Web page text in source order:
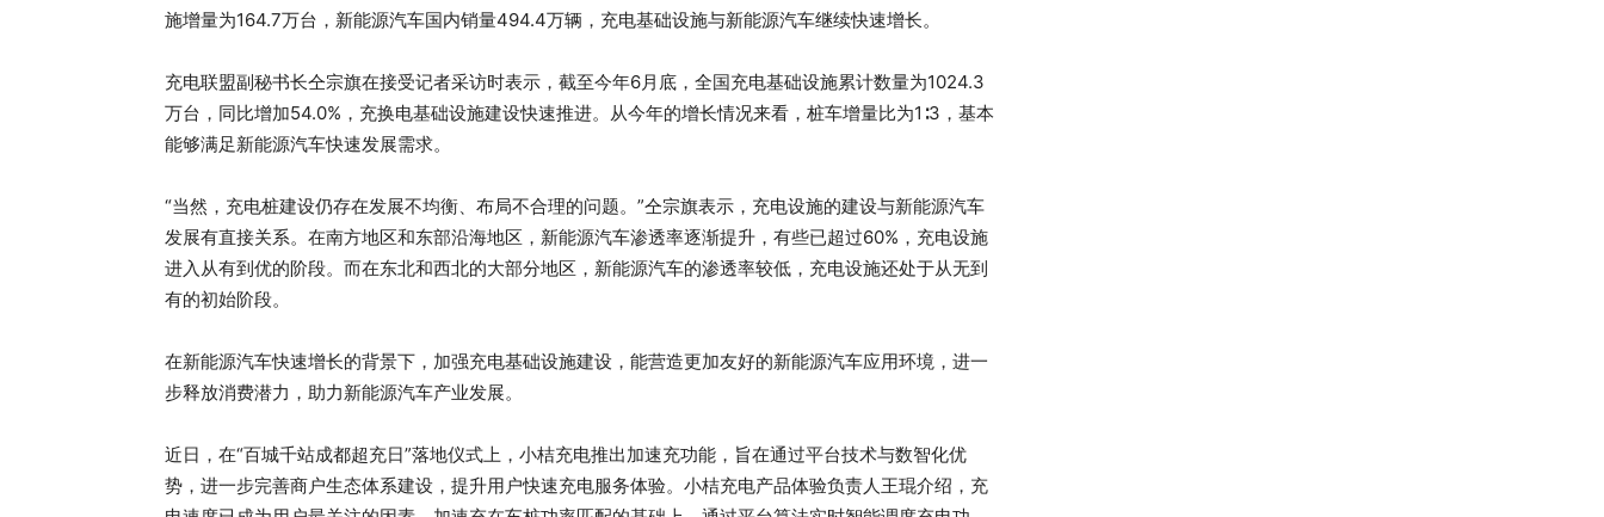
施增量为164.7万台，新能源汽车国内销量494.4万辆，充电基础设施与新能源汽车继续快速增长。
充电联盟副秘书长仝宗旗在接受记者采访时表示，截至今年6月底，全国充电基础设施累计数量为1024.3
万台，同比增加54.0%，充换电基础设施建设快速推进。从今年的增长情况来看，桩车增量比为1∶3，基本
能够满足新能源汽车快速发展需求。
“当然，充电桩建设仍存在发展不均衡、布局不合理的问题。”仝宗旗表示，充电设施的建设与新能源汽车
发展有直接关系。在南方地区和东部沿海地区，新能源汽车渗透率逐渐提升，有些已超过60%，充电设施
进入从有到优的阶段。而在东北和西北的大部分地区，新能源汽车的渗透率较低，充电设施还处于从无到
有的初始阶段。
在新能源汽车快速增长的背景下，加强充电基础设施建设，能营造更加友好的新能源汽车应用环境，进一
步释放消费潜力，助力新能源汽车产业发展。
近日，在“百城千站成都超充日”落地仪式上，小桔充电推出加速充功能，旨在通过平台技术与数智化优
势，进一步完善商户生态体系建设，提升用户快速充电服务体验。小桔充电产品体验负责人王琨介绍，充